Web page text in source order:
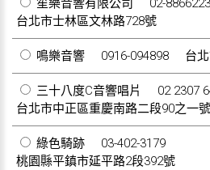
笙樂音響有限公司
02-
台北市士林區文林路728號
鳴樂音響 0916-094898 台
三十八度C音響唱片
02 2307
台北市中正區重慶南路二段90之一號
綠色騎跡
03-402-3179
桃園縣平鎮市延平路2段392號